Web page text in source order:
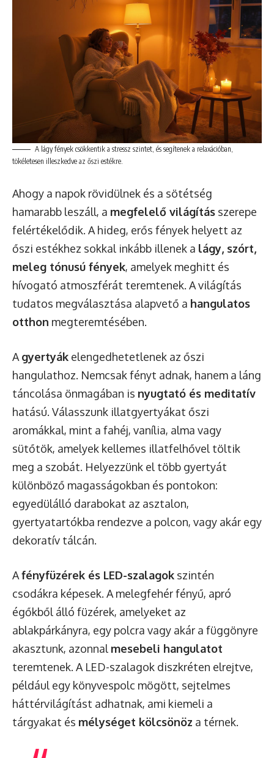
A lágy fények csökkentik a stressz szintet, és segítenek a relaxációban,
tökéletesen illeszkedve az őszi estékre.
Ahogy a napok rövidülnek és a sötétség
hamarabb leszáll, a megfelelő világítás szerepe
felértékelődik. A hideg, erős fények helyett az
őszi estékhez sokkal inkább illenek a lágy, szórt,
meleg tónusú fények, amelyek meghitt és
hívogató atmoszférát teremtenek. A világítás
tudatos megválasztása alapvető a hangulatos
otthon megteremtésében.
A gyertyák elengedhetetlenek az őszi
hangulathoz. Nemcsak fényt adnak, hanem a láng
táncolása önmagában is nyugtató és meditatív
hatású. Válasszunk illatgyertyákat őszi
aromákkal, mint a fahéj, vanília, alma vagy
sütőtök, amelyek kellemes illatfelhővel töltik
meg a szobát. Helyezzünk el több gyertyát
különböző magasságokban és pontokon:
egyedülálló darabokat az asztalon,
gyertyatartókba rendezve a polcon, vagy akár egy
dekoratív tálcán.
Afényfüzérek és LED-szalagok szintén
csodákra képesek. A melegfehér fényű, apró
égőkből álló füzérek, amelyeket az
ablakpárkányra, egy polcra vagy akár a függönyre
akasztunk, azonnal mesebeli hangulatot
teremtenek. A LED-szalagok diszkréten elrejtve,
például egy könyvespolc mögött, sejtelmes
háttérvilágítást adhatnak, ami kiemeli a
tárgyakat és mélységet kölcsönöz a térnek.